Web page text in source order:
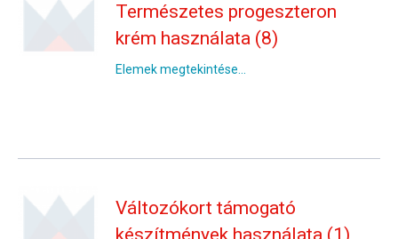
Természetes progeszteron
krém használata (8)
Elemek megtekintése...
Változókort támogató